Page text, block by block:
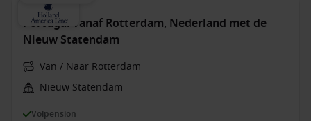
Portugal vanaf Rotterdam, Nederland met de
Nieuw Statendam
Van / Naar Rotterdam
Nieuw Statendam
Volpension